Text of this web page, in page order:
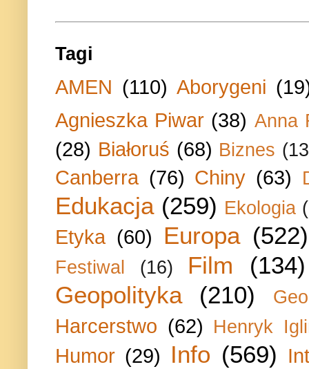
Tagi
AMEN (110) Aborygeni
Agnieszka Piwar (38) Anna
(28) Białoruś (68) Biznes
Canberra (76) Chiny (63)
Edukacja (259) Ekologia
Etyka (60) Europa (522)
Festiwal (16) Film
(134)
Geopolityka
(210)
Harcerstwo (62) Henryk
Humor (29) Info (569)